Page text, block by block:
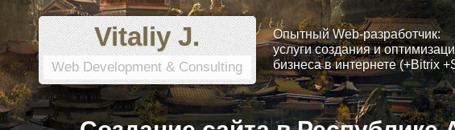
Vitaliy J.
Web Development & Consulting
Опытный Web-разработчик:
услуги создания и
бизнеса в интернете (+Bitrix